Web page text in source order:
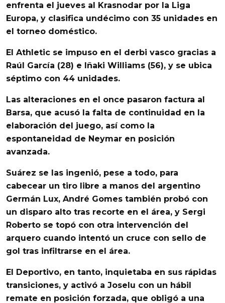
enfrenta el jueves al
Krasnodar por la Liga
Europa, y clasifica undécimo con 35 unidades en
el torneo doméstico.
El Athletic se impuso en el derbi vasco gracias a
Raúl
García (28) e Iñaki Williams (56), y se ubica
séptimo con 44 unidades.
Las alteraciones en el once pasaron factura al
Barsa, que acusó la falta de continuidad en la
elaboración del juego, así como la
espontaneidad de Neymar en posición
avanzada.
Suárez se las ingenió, pese a todo, para
cabecear un tiro libre a manos del argentino
Germán Lux, André Gomes también probó con
un disparo alto tras recorte en el área, y Sergi
Roberto se topó con otra intervención del
arquero cuando intentó un cruce con sello de
gol tras infiltrarse en el área.
El Deportivo, en tanto, inquietaba en sus rápidas
transiciones, y activó a Joselu con un hábil
remate en posición forzada, que obligó a una